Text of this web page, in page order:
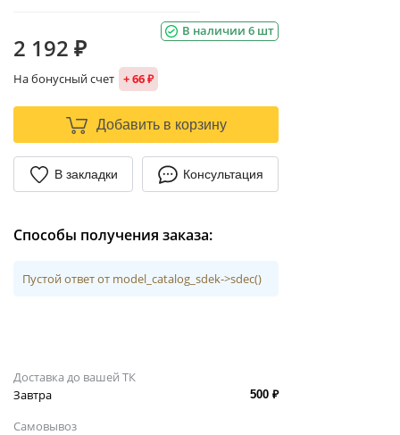
В наличии 6 шт
2 192 ₽
На бонусный счет + 66 ₽
Добавить в корзину
В закладки Консультация
Способы получения заказа:
Пустой ответ от model_catalog_sdek->sdec()
Доставка до вашей ТК
Завтра
500 ₽
Самовывоз